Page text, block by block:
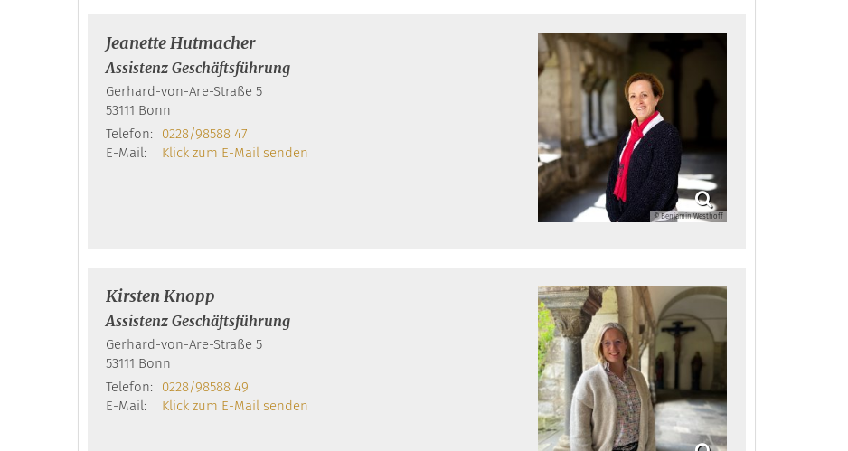
© Benjamin Westhoff
JeanetteHutmacher
Assistenz Geschäftsführung
Gerhard-von-Are-Straße 5
53111 Bonn
Telefon:
0228/98588 47
E-Mail:
Klick zum E-Mail senden
Kirsten Knopp
Assistenz Geschäftsführung
Gerhard-von-Are-Straße 5
53111 Bonn
Telefon:
0228/98588 49
E-Mail:
Klick zum E-Mail senden